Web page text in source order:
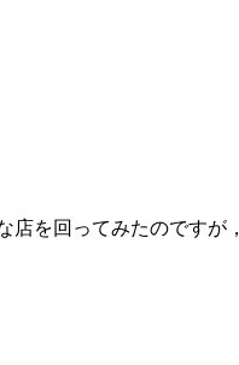
を回ってみたのですが